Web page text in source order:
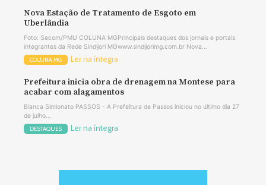
Nova Estação de Tratamento de Esgoto em
Uberlândia
Foto: Secom/PMU COLUNA MGPrincipais destaques dos jornais e portais
integrantes da Rede Sindijori MGwww.sindijorimg.com.br Nova...
COLUNA MG Ler na íntegra
Prefeitura inicia obra de drenagem na Montese para
acabar com alagamentos
Bianca Simionato PASSOS - A Prefeitura de Passos iniciou no último dia 27
de julho...
DESTAQUES Ler na íntegra